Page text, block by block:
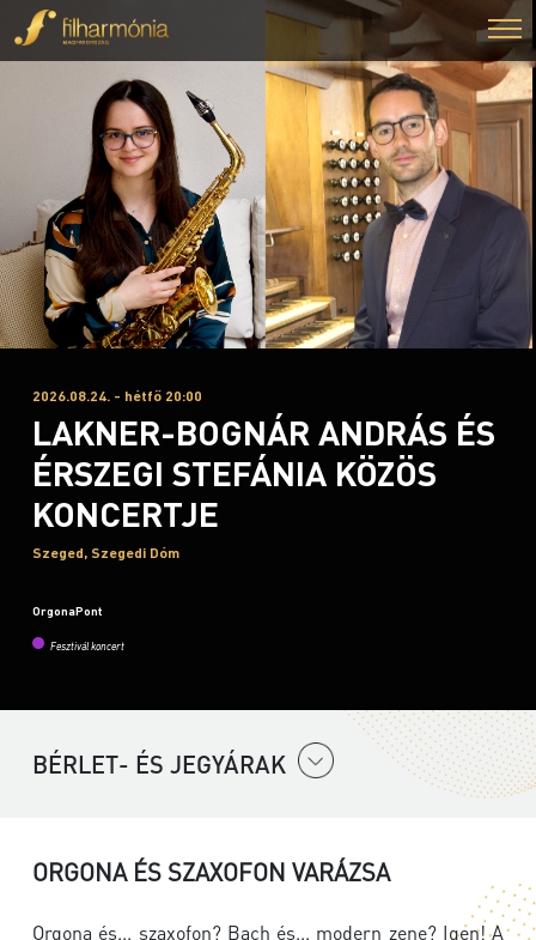
2026.08.24. - hétfő 20:00
LAKNER-BOGNÁR ANDRÁS ÉS
ÉRSZEGI STEFÁNIA KÖZÖS
KONCERTJE
Szeged, Szegedi Dóm
OrgonaPont
Fesztivál koncert
BÉRLET- ÉS JEGYÁRAK
ORGONA ÉS SZAXOFON VARÁZSA
Orgona és... szaxofon? Bach és... modern zene? Igen! A